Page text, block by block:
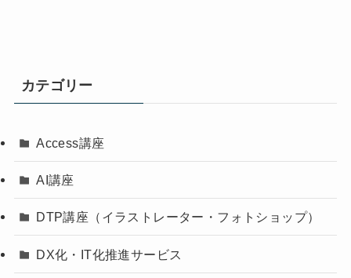
カテゴリー
Access講座
AI講座
DTP講座（イラストレーター・フォトショップ）
DX化・IT化推進サービス